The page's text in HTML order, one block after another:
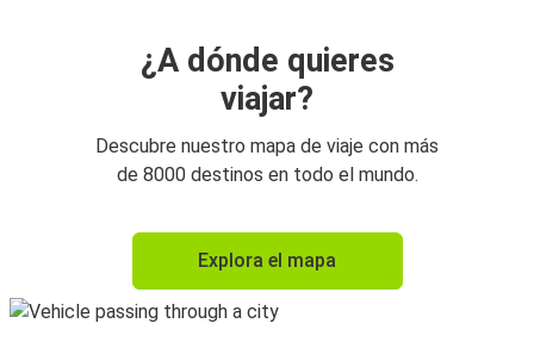
¿A dónde quieres
viajar?
Descubre nuestro mapa de viaje con más
de 8000 destinos en todo el mundo.
Explora el mapa